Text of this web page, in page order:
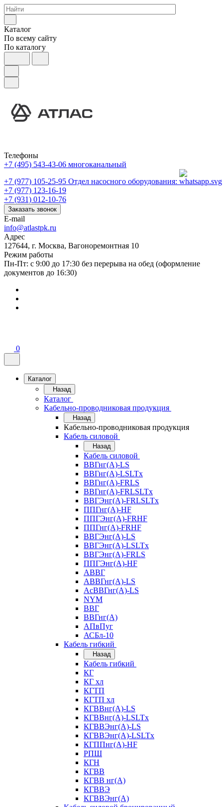
Каталог
По всему сайту
По каталогу
Телефоны
+7 (495) 543-43-06 многоканальный
+7 (977) 105-25-95 Отдел насосного оборудования:
+7 (977) 123-16-19
+7 (931) 012-10-76
Заказать звонок
E-mail
info@atlastpk.ru
Адрес
127644, г. Москва, Вагоноремонтная 10
Режим работы
Пн-Пт: с 9:00 до 17:30 без перерыва на обед (оформление
документов до 16:30)
0
Каталог
Назад
Каталог
Кабельно-проводниковая продукция
Назад
Кабельно-проводниковая продукция
Кабель силовой
Назад
Кабель силовой
ВВГнг(А)-LS
ВВГнг(А)-LSLTx
ВВГнг(А)-FRLS
ВВГнг(А)-FRLSLTx
ВВГЭнг(А)-FRLSLTx
ППГнг(А)-HF
ППГЭнг(А)-FRHF
ППГнг(А)-FRHF
ВВГЭнг(А)-LS
ВВГЭнг(А)-LSLTx
ВВГЭнг(А)-FRLS
ППГЭнг(А)-HF
АВВГ
АВВГнг(А)-LS
АсВВГнг(А)-LS
NYM
ВВГ
ВВГнг(А)
АПвПуг
АСБл-10
Кабель гибкий
Назад
Кабель гибкий
КГ
КГ хл
КГТП
КГТП хл
КГВВнг(А)-LS
КГВВнг(А)-LSLTx
КГВВЭнг(А)-LS
КГВВЭнг(А)-LSLTx
КГППнг(А)-HF
РПШ
КГН
КГВВ
КГВВ нг(А)
КГВВЭ
КГВВЭнг(А)